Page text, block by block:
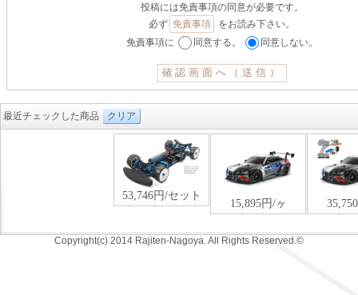
投稿には免責事項の同意が必要です。
必ず 免責事項
をお読み下さい。
免責事項に
同意する。 同意しない。
最近チェックした商品 クリア
Copyright(c) 2014 Rajiten-Nagoya. All Rights Reserved.©